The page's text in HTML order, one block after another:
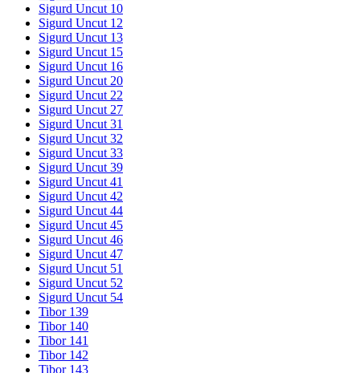
Sigurd Uncut 10
Sigurd Uncut 12
Sigurd Uncut 13
Sigurd Uncut 15
Sigurd Uncut 16
Sigurd Uncut 20
Sigurd Uncut 22
Sigurd Uncut 27
Sigurd Uncut 31
Sigurd Uncut 32
Sigurd Uncut 33
Sigurd Uncut 39
Sigurd Uncut 41
Sigurd Uncut 42
Sigurd Uncut 44
Sigurd Uncut 45
Sigurd Uncut 46
Sigurd Uncut 47
Sigurd Uncut 51
Sigurd Uncut 52
Sigurd Uncut 54
Tibor 139
Tibor 140
Tibor 141
Tibor 142
Tibor 143